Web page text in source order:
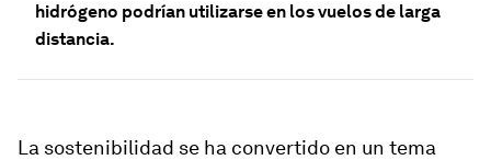
hidrógeno podrían utilizarse en los vuelos de larga
distancia.
La sostenibilidad se ha convertido en un tema